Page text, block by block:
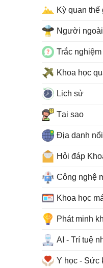
Kỳ quan thế
Người
Trắc
Khoa học
Lịch sử
Tại sao
Địa danh
Hỏi đáp
Công nghệ
Khoa học
Phát minh
AI - Trí tuệ
Y học - Sức